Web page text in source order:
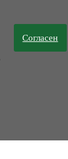
Согласен